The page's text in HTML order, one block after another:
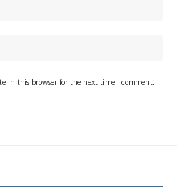
in this browser for the next time I comment.